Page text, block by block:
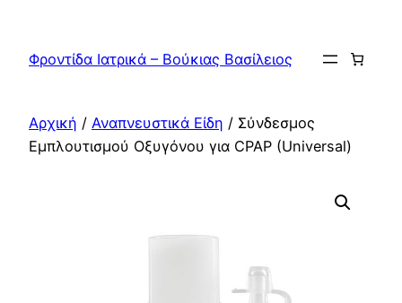
περιεχόμενο
Φροντίδα Ιατρικά – Βούκιας Βασίλειος
Αρχική / Αναπνευστικά Είδη / Σύνδεσμος
Εμπλουτισμού Οξυγόνου για CPAP (Universal)